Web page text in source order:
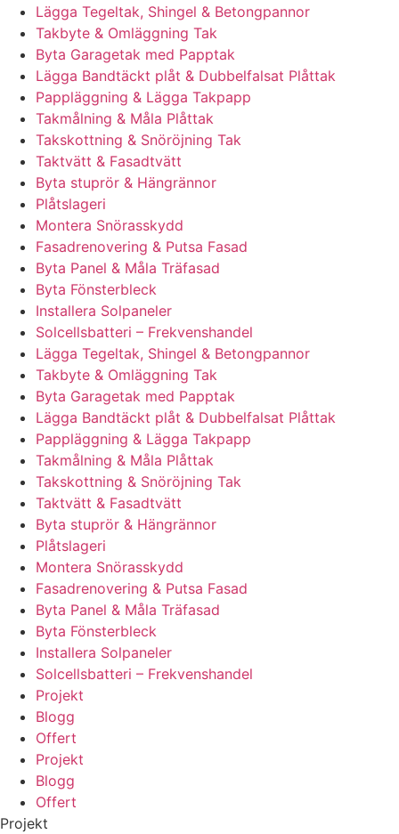
Lägga Tegeltak, Shingel & Betongpannor
Takbyte & Omläggning Tak
Byta Garagetak med Papptak
Lägga Bandtäckt plåt & Dubbelfalsat Plåttak
Pappläggning & Lägga Takpapp
Takmålning & Måla Plåttak
Takskottning & Snöröjning Tak
Taktvätt & Fasadtvätt
Byta stuprör & Hängrännor
Plåtslageri
Montera Snörasskydd
Fasadrenovering & Putsa Fasad
Byta Panel & Måla Träfasad
Byta Fönsterbleck
Installera Solpaneler
Solcellsbatteri – Frekvenshandel
Lägga Tegeltak, Shingel & Betongpannor
Takbyte & Omläggning Tak
Byta Garagetak med Papptak
Lägga Bandtäckt plåt & Dubbelfalsat Plåttak
Pappläggning & Lägga Takpapp
Takmålning & Måla Plåttak
Takskottning & Snöröjning Tak
Taktvätt & Fasadtvätt
Byta stuprör & Hängrännor
Plåtslageri
Montera Snörasskydd
Fasadrenovering & Putsa Fasad
Byta Panel & Måla Träfasad
Byta Fönsterbleck
Installera Solpaneler
Solcellsbatteri – Frekvenshandel
Projekt
Blogg
Offert
Projekt
Blogg
Offert
Projekt